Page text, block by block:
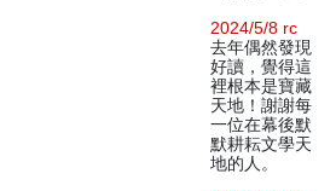
2024/5/8 rc
去年偶然發現
好讀，覺得這
裡根本是寶藏
天地！謝謝每
一位在幕後默
默耕耘文學天
地的人。